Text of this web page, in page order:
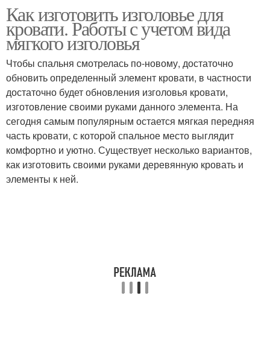
Как изготовить изголовье для
кровати. Работы с учетом вида
мягкого изголовья
Чтобы спальня смотрелась по-новому, достаточно
обновить определенный элемент кровати, в частности
достаточно будет обновления изголовья кровати,
изготовление своими руками данного элемента. На
сегодня самым популярным остается мягкая передняя
часть кровати, с которой спальное место выглядит
комфортно и уютно. Существует несколько вариантов,
как изготовить своими руками деревянную кровать и
элементы к ней.